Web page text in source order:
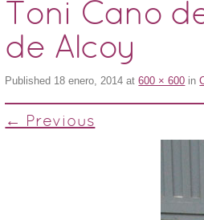
Toni Cano
de Alcoy
Published 18 enero, 2014 at600 × 600 in
← Previous